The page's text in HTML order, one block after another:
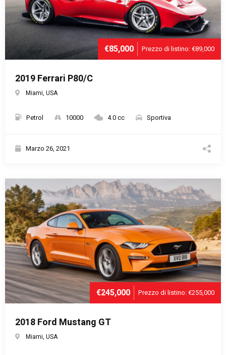
€85,000 Prezzo di listino: €89,000
2019 Ferrari P80/C
Miami, USA
Petrol 10000 4.0 cc Sportiva
Marzo 26, 2021
€245,000 Prezzo di listino: €255,000
2018 Ford Mustang GT
Miami, USA